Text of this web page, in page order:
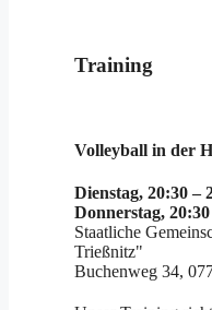
Training
Volleyball in der
Dienstag, 20:30 –
Donnerstag,
Staatliche
Trießnitz"
Buchenweg 34,